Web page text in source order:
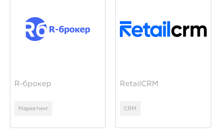
R-брокер
Маркетинг
RetailCRM
CRM